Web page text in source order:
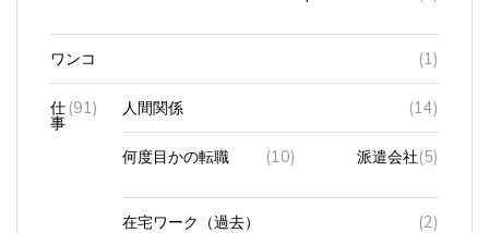
ワンコ (1)
仕(91) 人間関係 (14)
何度目かの転職 (10) 派遣会社(5)
在宅ワーク（過去） (2)